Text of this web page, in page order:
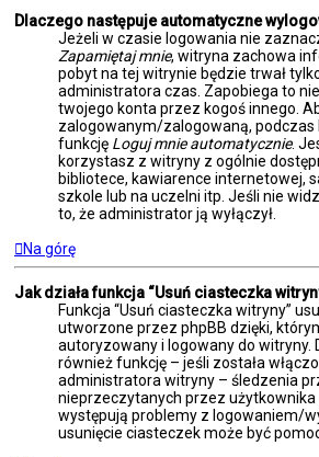
Dlaczego następuje automatyczne
Jeżeli w czasie logowania nie
Zapamiętaj mnie, witryna zachowa
pobyt na tej witrynie będzie trwał
administratora czas. Zapobiega to
twojego konta przez kogoś innego.
zalogowanym/zalogowaną,
funkcję Loguj mnie automatycznie.
korzystasz z witryny z ogólnie
bibliotece, kawiarence internetowej,
szkole lub na uczelni itp. Jeśli nie
to, że administrator ją wyłączył.
Na górę
Jak działa funkcja “Usuń ciasteczka
Funkcja “Usuń ciasteczka witryny”
utworzone przez phpBB dzięki,
autoryzowany i logowany do witryny.
również funkcję – jeśli została
administratora witryny – śledzenia
nieprzeczytanych przez użytkownika
występują problemy z logowaniem/
usunięcie ciasteczek może być